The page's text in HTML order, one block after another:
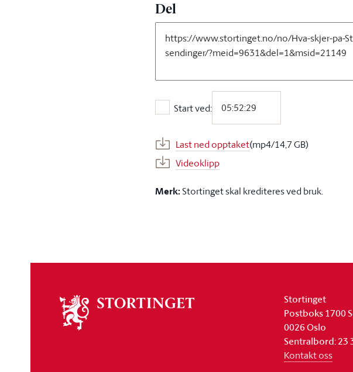
Del
Start ved:
Start ved:
Last ned opptaket(mp4/14,7 GB)
Videoklipp
Merk:Stortinget skal krediteres ved bruk.
stortinget
Stortinget
Postboks 1700
0026 Oslo
Sentralbord: 23
Kontakt oss